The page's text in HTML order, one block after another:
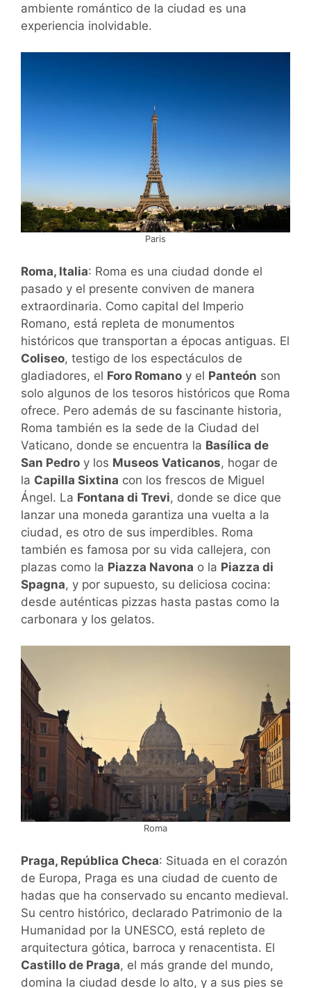
ambiente romántico de la ciudad es una
experiencia inolvidable.
Paris
Roma, Italia: Roma es una ciudad donde el
pasado y el presente conviven de manera
extraordinaria. Como capital del Imperio
Romano, está repleta de monumentos
históricos que transportan a épocas antiguas. El
Coliseo, testigo de los espectáculos de
gladiadores, el Foro Romano y el Panteón son
solo algunos de los tesoros históricos que Roma
ofrece. Pero además de su fascinante historia,
Roma también es la sede de la Ciudad del
Vaticano, donde se encuentra la Basílica de
San Pedro y los Museos Vaticanos, hogar de
la Capilla Sixtina con los frescos de Miguel
Ángel. La Fontana di Trevi, donde se dice que
lanzar una moneda garantiza una vuelta a la
ciudad, es otro de sus imperdibles. Roma
también es famosa por su vida callejera, con
plazas como la Piazza Navona o la Piazza di
Spagna, y por supuesto, su deliciosa cocina:
desde auténticas pizzas hasta pastas como la
carbonara y los gelatos.
Roma
Praga, República Checa: Situada en el corazón
de Europa, Praga es una ciudad de cuento de
hadas que ha conservado su encanto medieval.
Su centro histórico, declarado Patrimonio de la
Humanidad por la UNESCO, está repleto de
arquitectura gótica, barroca y renacentista. El
Castillo de Praga, el más grande del mundo,
domina la ciudad desde lo alto, y a sus pies se